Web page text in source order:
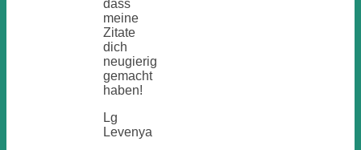
dass
meine
Zitate
dich
neugierig
gemacht
haben!
Lg
Levenya